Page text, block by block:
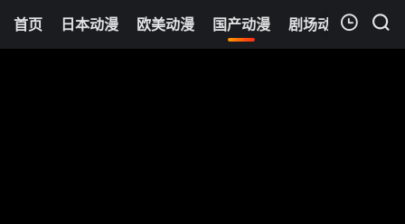
首页 日本动漫 欧美动漫 国产动漫 剧场动漫 追剧